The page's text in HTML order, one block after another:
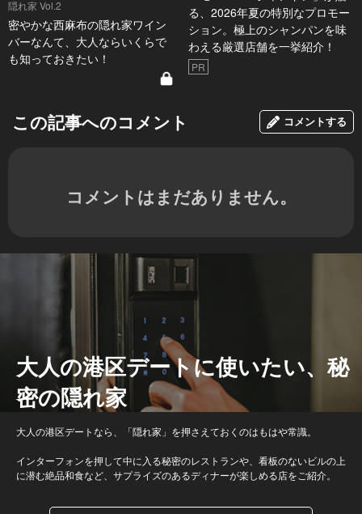
隠れ家 Vol.2
密やかな西麻布の隠れ家ワイン
バーなんて、大人ならいくらで
も知っておきたい！
る、2026年夏の特別なプロモー
ション。極上のシャンパンを味
わえる厳選店舗を一挙紹介！
PR
この記事へのコメント コメントする
コメントはまだありません。
大人の港区デートに使いたい、秘
密の隠れ家
大人の港区デートなら、「隠れ家」を押さえておくのはもはや常識。
インターフォンを押して中に入る秘密のレストランや、看板のないビルの上
に潜む絶品和食など、サプライズのあるディナーが楽しめる店をご紹介。